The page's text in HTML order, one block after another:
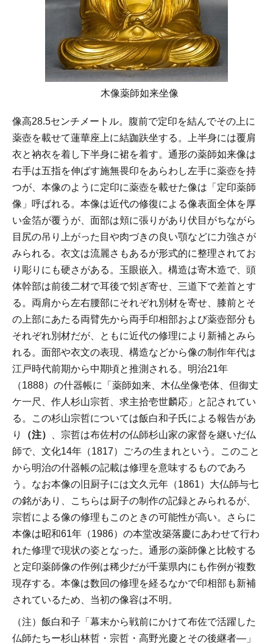
木像薬師如来坐像
像高28.5センチメートル。腹前で定印を結んでその上に
薬壺を載せて蓮華座上に結跏趺坐する。上半身には覆肩
衣と衲衣を着し下半身に裙を着す。通形の薬師如来像は
右手は五指を伸ばす施無畏印をあらわし左手に薬壺を持
つが、本像のように定印に薬壺を載せた像は「定印薬師
像」呼ばれる。本像は近代の修復による像表面全体を厚
い金箔が覆うが、面部は頬に張りがあり伏目がちながら
目尻の吊り上がった目や肉づきの良い顎などに力強さが
みられる。衣文は流麗さもあるが形式的に整理されてお
り彫りにも硬さがある。玉眼嵌入。構造は寄木造で、頭
体幹部は前後二材で耳後で矧ぎ寄せ、三道下で差首とす
る。両肩から左右腰部にそれぞれ別材を寄せ、膝前とそ
の上部にあたる両臂先から両手印相部および薬壺部分も
それぞれ別材だが、ともに近代の修理により新補とみら
れる。面部や衣文の表現、構造などから像の制作年代は
江戸時代前期から中期頃と推測される。明治21年
（1888）の什器帳に「薬師如来、木仏坐像壱体、但御丈
ケ一尺、作人杉山宗哲、求主拾壱世麟応」と記されてい
る。この杉山宗哲については飯白和子氏による報告があ
り
（注）
、宗哲は布佐村の仏師杉山家の家督を継いだ仏
師で、文化14年（1817）ごろの生まれという。このこと
から明治の什器帳の記載は修理を意味するものであろ
う。なお本像の旧厨子には文久元年（1861）大仏師与七
の銘があり、こちらは厨子の制作の記録とみられるが、
宗哲による像の修理もこのときの可能性が高い。さらに
本像は昭和61年（1986）の本堂改築落慶にあわせて行わ
れた修理で現状の姿となった。通形の薬師像と比較する
と定印薬師像の作例は稀少だが千葉県内にも作例が複数
現存する。本像は数回の修理を経るなかで印相部も新補
されているため、当初の像容は不明。
（注）飯白和子「幕末から戦前にかけて布佐で活躍した
仏師たちー杉山林哲・宗哲・高野光慶とその後継者―」